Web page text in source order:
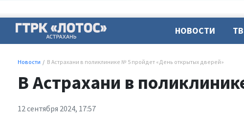
НОВОСТИ ТВ
Новости В Астрахани в поликлинике № 5 пройдет «День открытых дверей»
В Астрахани в
12 сентября 2024, 17:57